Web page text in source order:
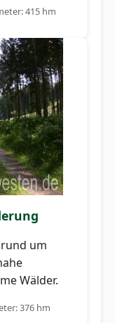
415 hm
um
Wälder.
376 hm